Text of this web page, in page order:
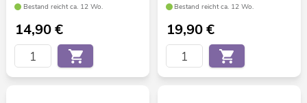
Bestand reicht ca. 12 Wo.
14,90€
Bestand reicht ca. 12 Wo.
19,90€